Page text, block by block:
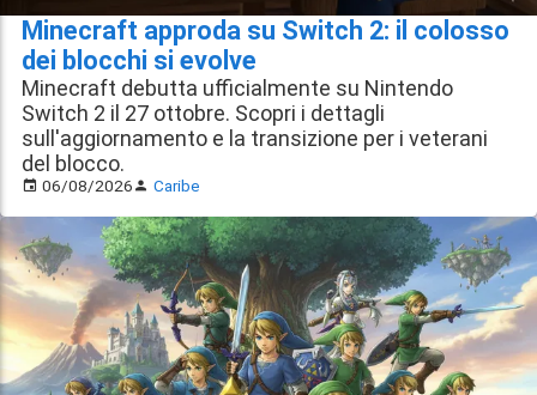
Minecraft approda su Switch 2: il colosso
dei blocchi si evolve
Minecraft debutta ufficialmente su Nintendo
Switch 2 il 27 ottobre. Scopri i dettagli
sull'aggiornamento e la transizione per i veterani
del blocco.
06/08/2026 Caribe